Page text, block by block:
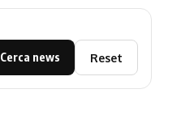
Cerca news Reset